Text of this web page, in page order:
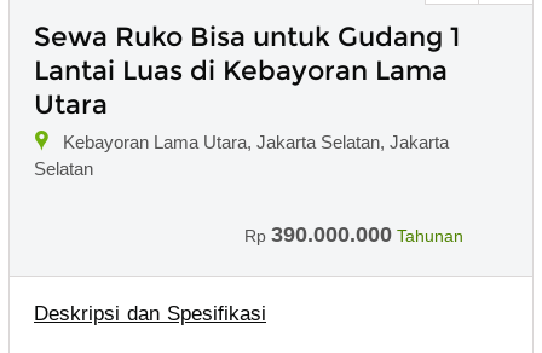
Sewa Ruko Bisa untuk Gudang 1
Lantai Luas di Kebayoran Lama
Utara
Kebayoran Lama Utara, Jakarta Selatan, Jakarta
Selatan
Rp 390.000.000 Tahunan
Deskripsi dan Spesifikasi